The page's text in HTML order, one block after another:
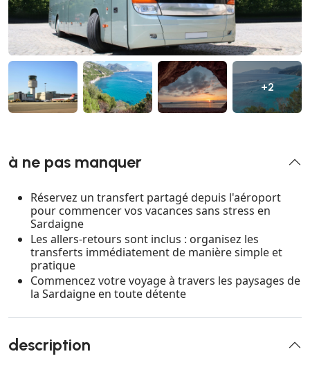
+2
à ne pas manquer
Réservez un transfert partagé depuis l'aéroport
pour commencer vos vacances sans stress en
Sardaigne
Les allers-retours sont inclus : organisez les
transferts immédiatement de manière simple et
pratique
Commencez votre voyage à travers les paysages de
la Sardaigne en toute détente
description